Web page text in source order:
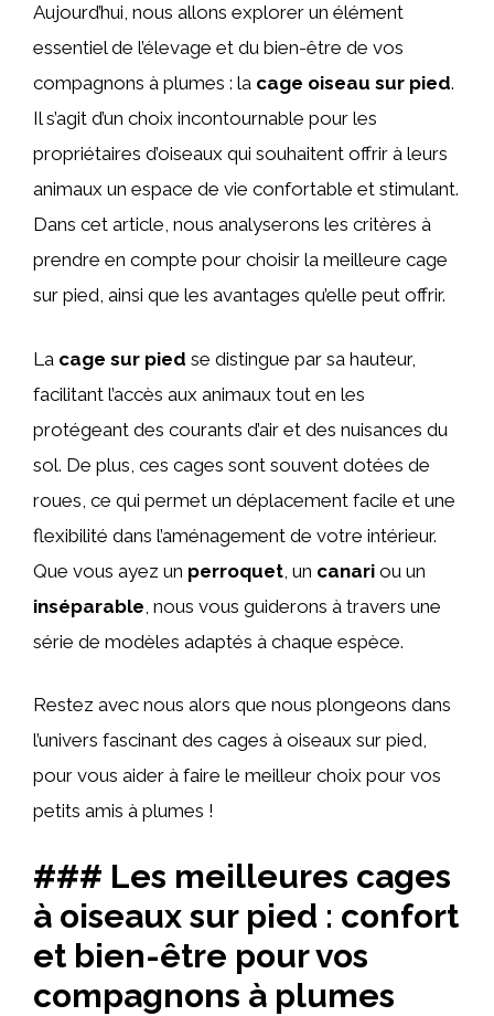
Aujourd’hui, nous allons explorer un élément
essentiel de l’élevage et du bien-être de vos
compagnons à plumes : la cage oiseau sur pied.
Il s’agit d’un choix incontournable pour les
propriétaires d’oiseaux qui souhaitent offrir à leurs
animaux un espace de vie confortable et stimulant.
Dans cet article, nous analyserons les critères à
prendre en compte pour choisir la meilleure cage
sur pied, ainsi que les avantages qu’elle peut offrir.
La cage sur pied se distingue par sa hauteur,
facilitant l’accès aux animaux tout en les
protégeant des courants d’air et des nuisances du
sol. De plus, ces cages sont souvent dotées de
roues, ce qui permet un déplacement facile et une
flexibilité dans l’aménagement de votre intérieur.
Que vous ayez un perroquet , un canari ou un
inséparable , nous vous guiderons à travers une
série de modèles adaptés à chaque espèce.
Restez avec nous alors que nous plongeons dans
l’univers fascinant des cages à oiseaux sur pied,
pour vous aider à faire le meilleur choix pour vos
petits amis à plumes !
### Les meilleures cages
à oiseaux sur pied : confort
et bien-être pour vos
compagnons à plumes